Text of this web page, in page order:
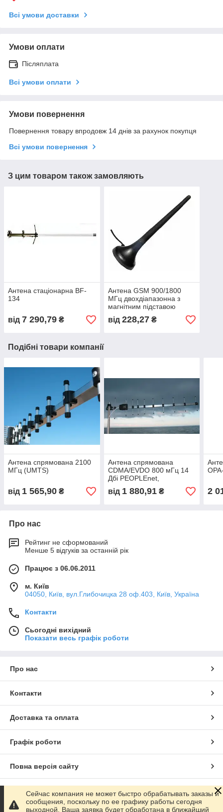
Всі умови доставки
Умови оплати
Післяплата
Всі умови оплати
Умови повернення
Повернення товару впродовж 14 днів за рахунок покупця
Всі умови повернення
З цим товаром також замовляють
Антена стаціонарна BF-
134
від 7 290,79 ₴
Антена GSM 900/1800
МГц двохдіапазонна з
магнітним підставою
від 228,27₴
Подібні товари компанії
Антена спрямована 2100
МГц (UMTS)
від 1 565,90 ₴
Антена спрямована
CDMA/EVDO 800 мГц 14
Дбі PEOPLEnet,
від 1 880,91₴ 2
Про нас
Рейтинг не сформований
Менше 5 відгуків за останній рік
Працює з 06.06.2011
м. Київ
04050, Київ, вул.Глибочицка 28 оф.403, Київ, Україна
Контакти
Сьогодні вихідний
Показати весь графік роботи
Про нас
Контакти
Доставка та оплата
Графік роботи
Повна версія сайту
Сайт створено на маркетплейсі Prom.ua
Сейчас компания не может быстро обрабатывать заказы и
сообщения, поскольку по ее графику работы сегодня
выходной. Ваша заявка будет обработана в ближайший